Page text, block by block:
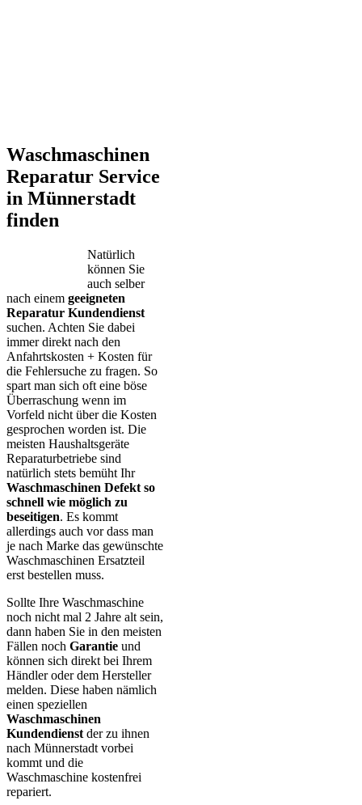
Waschmaschinen
Reparatur Service
in Münnerstadt
finden
Natürlich
können Sie
auch selber
nach einem geeigneten
Reparatur Kundendienst
suchen. Achten Sie dabei
immer direkt nach den
Anfahrtskosten + Kosten für
die Fehlersuche zu fragen. So
spart man sich oft eine böse
Überraschung wenn im
Vorfeld nicht über die Kosten
gesprochen worden ist. Die
meisten Haushaltsgeräte
Reparaturbetriebe sind
natürlich stets bemüht Ihr
Waschmaschinen Defekt so
schnell wie möglich zu
beseitigen. Es kommt
allerdings auch vor dass man
je nach Marke das gewünschte
Waschmaschinen Ersatzteil
erst bestellen muss.
Sollte Ihre Waschmaschine
noch nicht mal 2 Jahre alt sein,
dann haben Sie in den meisten
Fällen noch Garantie und
können sich direkt bei Ihrem
Händler oder dem Hersteller
melden. Diese haben nämlich
einen speziellen
Waschmaschinen
Kundendienst der zu ihnen
nach Münnerstadt vorbei
kommt und die
Waschmaschine kostenfrei
repariert.